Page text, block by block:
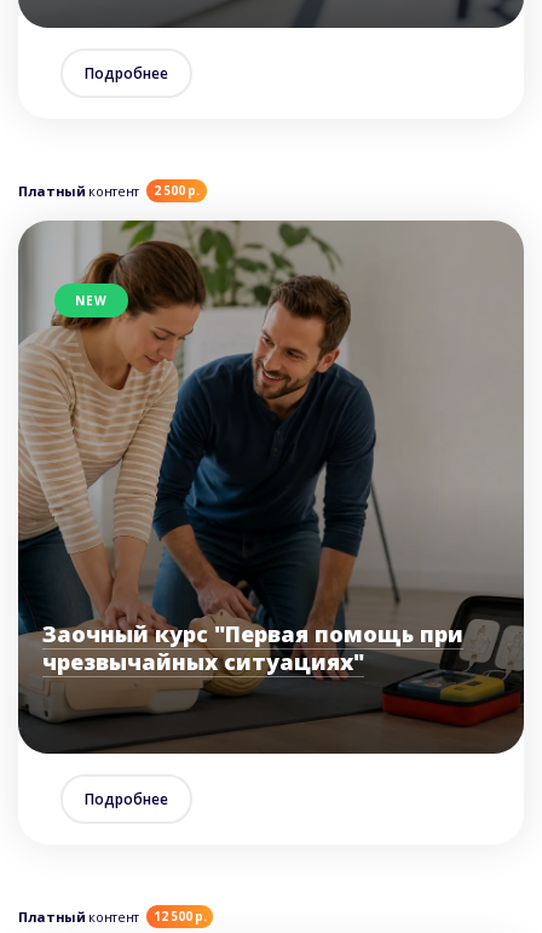
Подробнее
Платный контент 2 500 р.
NEW
Заочный курс "Первая помощь при
чрезвычайных ситуациях"
Подробнее
Платный контент 12 500 р.